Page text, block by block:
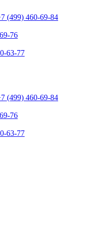
(499) 460-69-84
76
63-77
(499) 460-69-84
76
63-77